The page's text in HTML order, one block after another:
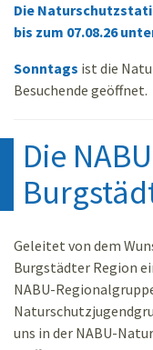
Die
bis zum 07.08.26
Sonntags ist die
Besuchende geöffnet.
Die
Geleitet von dem
Burgstädter Region
NABU-
uns in der NABU-